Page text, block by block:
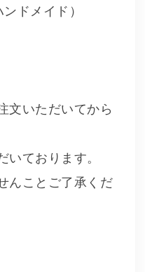
ドメイド）
文いただいてから
ております。
んことご了承くだ